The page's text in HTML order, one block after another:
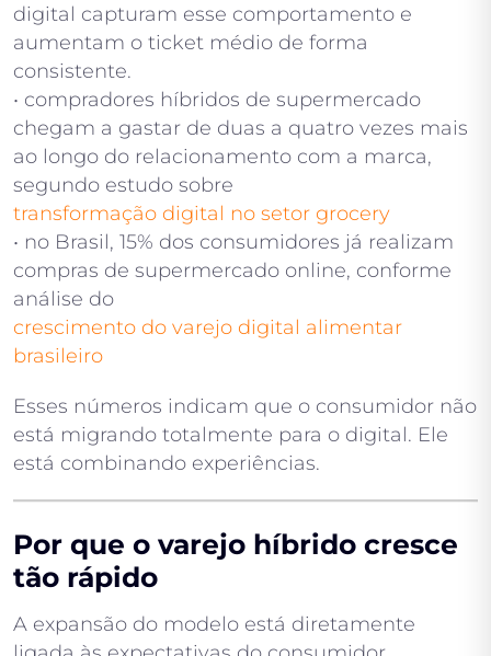
digital capturam esse comportamento e
aumentam o ticket médio de forma
consistente.
• compradores híbridos de supermercado
chegam a gastar de duas a quatro vezes mais
ao longo do relacionamento com a marca,
segundo estudo sobre
transformação digital no setor grocery
• no Brasil, 15% dos consumidores já realizam
compras de supermercado online, conforme
análise do
crescimento do varejo digital alimentar
brasileiro
Esses números indicam que o consumidor não
está migrando totalmente para o digital. Ele
está combinando experiências.
Por que o varejo híbrido cresce
tão rápido
A expansão do modelo está diretamente